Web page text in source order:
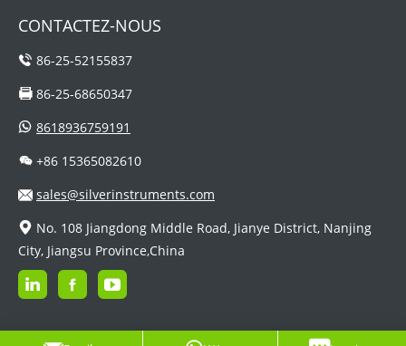
CONTACTEZ-NOUS
86-25-52155837
86-25-68650347
8618936759191
+86 15365082610
sales@silverinstruments.com
No. 108 Jiangdong Middle Road, Jianye District, Nanjing
City, Jiangsu Province,China